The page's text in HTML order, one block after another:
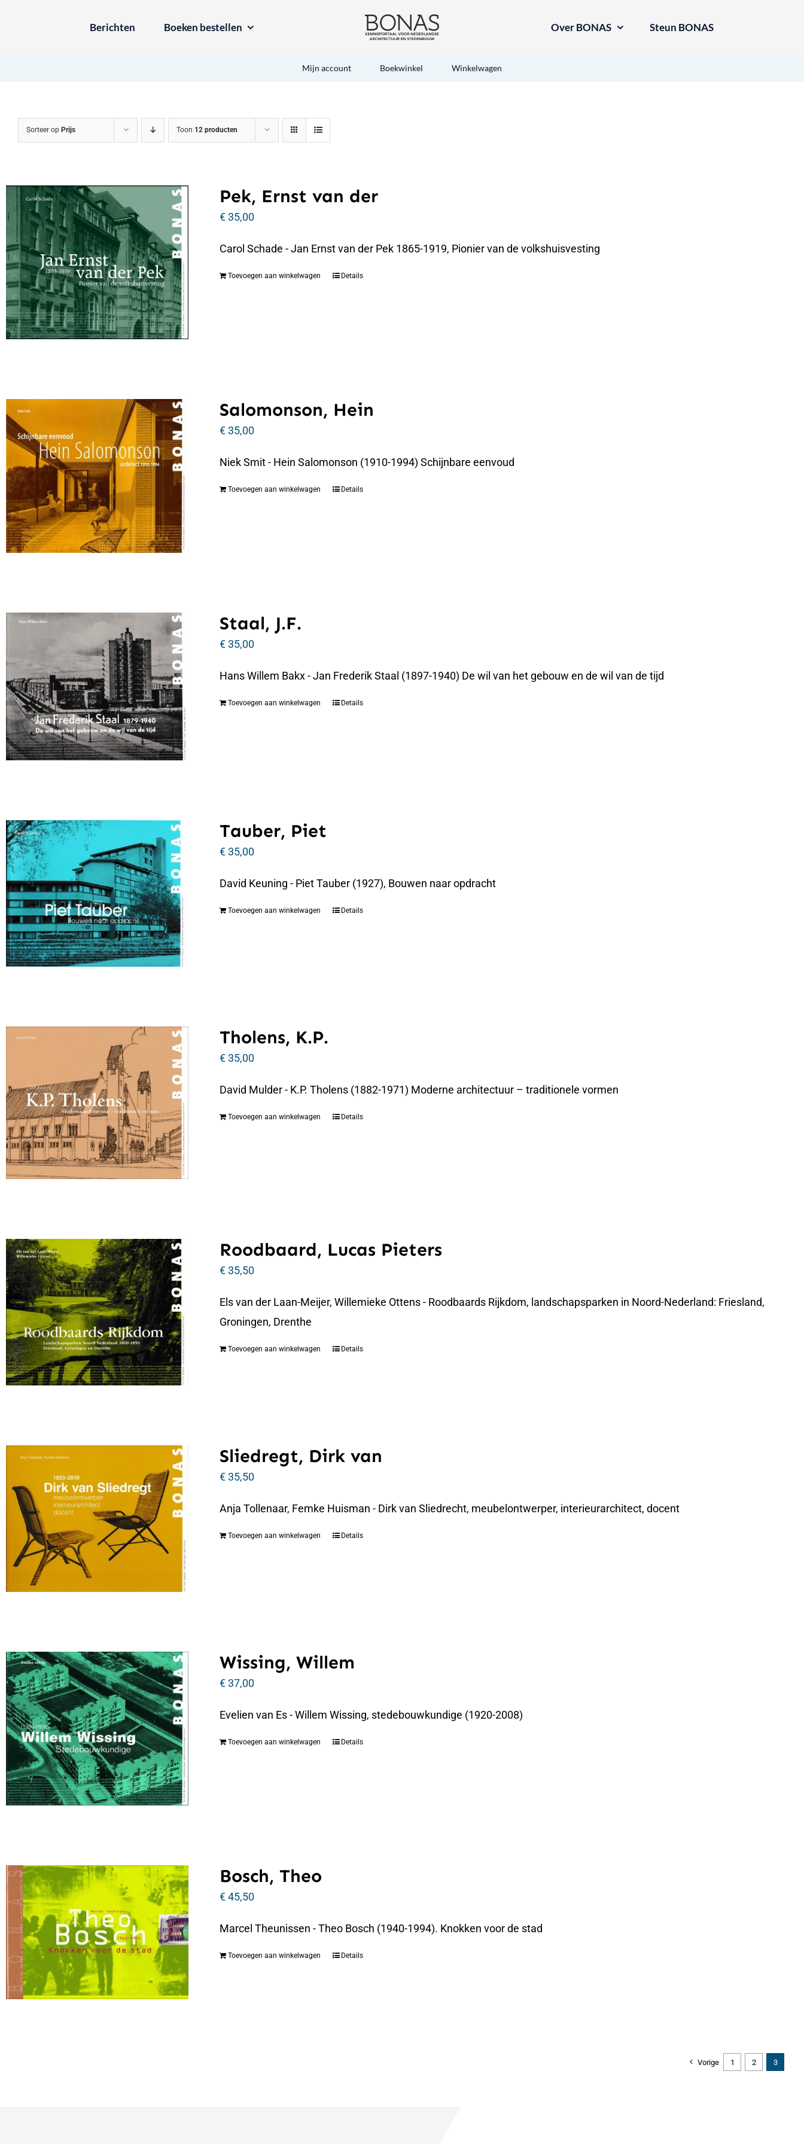
Berichten Boeken bestellen Over BONAS Steun BONAS
Mijn account Boekwinkel Winkelwagen
Sorteer op Prijs Toon 12 producten
Pek, Ernst van der
€35,00
Carol Schade - Jan Ernst van der Pek 1865-1919, Pionier van de volkshuisvesting
Toevoegen aan winkelwagen Details
Salomonson, Hein
€35,00
Niek Smit - Hein Salomonson (1910-1994) Schijnbare eenvoud
Toevoegen aan winkelwagen Details
Staal, J.F.
€35,00
Hans Willem Bakx - Jan Frederik Staal (1897-1940) De wil van het gebouw en de wil van de tijd
Toevoegen aan winkelwagen Details
Tauber, Piet
€35,00
David Keuning - Piet Tauber (1927), Bouwen naar opdracht
Toevoegen aan winkelwagen Details
Tholens, K.P.
€35,00
David Mulder - K.P. Tholens (1882-1971) Moderne architectuur – traditionele vormen
Toevoegen aan winkelwagen Details
Roodbaard, Lucas Pieters
€35,50
Els van der Laan-Meijer, Willemieke Ottens - Roodbaards Rijkdom, landschapsparken in Noord-Nederland: Friesland,
Groningen, Drenthe
Toevoegen aan winkelwagen Details
Sliedregt, Dirk van
€35,50
Anja Tollenaar, Femke Huisman - Dirk van Sliedrecht, meubelontwerper, interieurarchitect, docent
Toevoegen aan winkelwagen Details
Wissing, Willem
€37,00
Evelien van Es - Willem Wissing, stedebouwkundige (1920-2008)
Toevoegen aan winkelwagen Details
Bosch, Theo
€45,50
Marcel Theunissen - Theo Bosch (1940-1994). Knokken voor de stad
Toevoegen aan winkelwagen Details
Vorige 1 2 3